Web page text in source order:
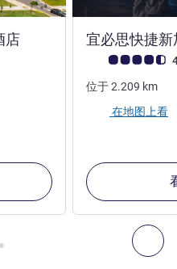
店 下
其他酒店 1 :, 我们在附近的
店4 星 宜必思快捷
客户意见评级
位于2.209 km
在地图上看